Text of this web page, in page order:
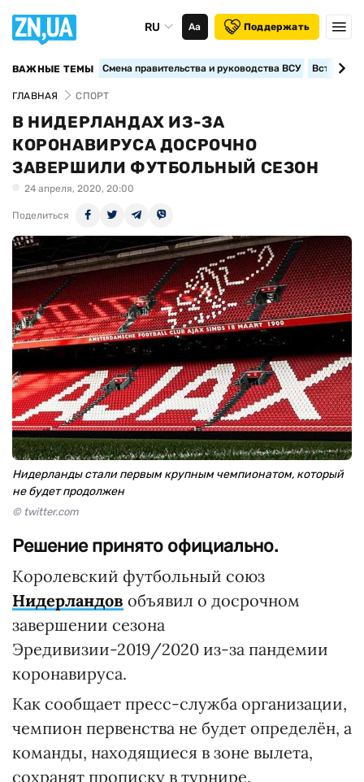
RU Аа Поддержать
ВАЖНЫЕ ТЕМЫ Смена правительства и руководства ВСУ
ГЛАВНАЯ СПОРТ
В НИДЕРЛАНДАХ ИЗ-ЗА
КОРОНАВИРУСА ДОСРОЧНО
ЗАВЕРШИЛИ ФУТБОЛЬНЫЙ СЕЗОН
24 апреля, 2020, 20:00
Поделиться
Нидерланды стали первым крупным чемпионатом, который
не будет продолжен
© twitter.com
Решение принято официально.
Королевский футбольный союз
Нидерландов объявил о досрочном
завершении сезона
Эредивизии-2019/2020 из-за пандемии
коронавируса.
Как сообщает пресс-служба организации,
чемпион первенства не будет определён, а
команды, находящиеся в зоне вылета,
сохранят прописку в турнире.